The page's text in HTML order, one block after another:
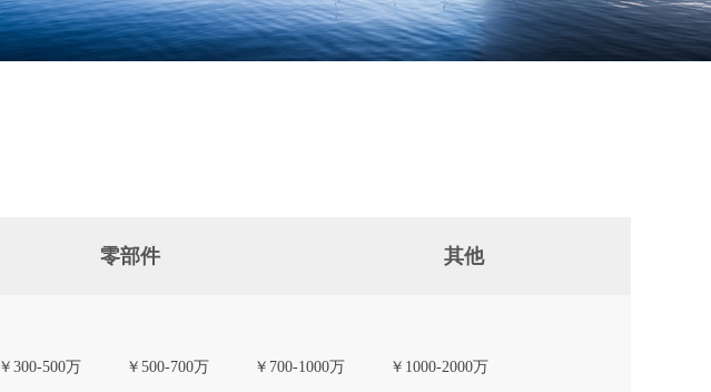
零部件 其他
￥300-500万 ￥500-700万 ￥700-1000万 ￥1000-2000万